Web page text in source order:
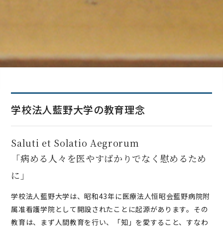
学校法人藍野大学の教育理念
Saluti et Solatio Aegrorum
「病める人々を医やすばかりでなく慰めるため
に」
学校法人藍野大学は、昭和43年に医療法人恒昭会藍野病院附
属准看護学院として開設されたことに起源があります。その
教育は、まず人間教育を行い、「知」を愛すること、すなわ